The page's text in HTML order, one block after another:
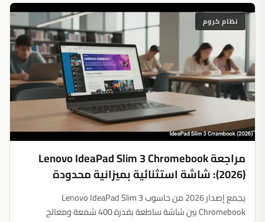
نظام كروم
مراجعة Lenovo IdeaPad Slim 3 Chromebook
(2026): شاشة استثنائية بميزانية محدودة
يجمع إصدار 2026 من حاسوب Lenovo IdeaPad Slim 3
Chromebook بين شاشة ساطعة بقدرة 400 شمعة ومعالج